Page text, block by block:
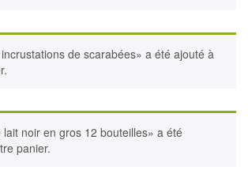
de scarabées» a été ajouté à
lait noir en gros 12 bouteilles» a été
panier.